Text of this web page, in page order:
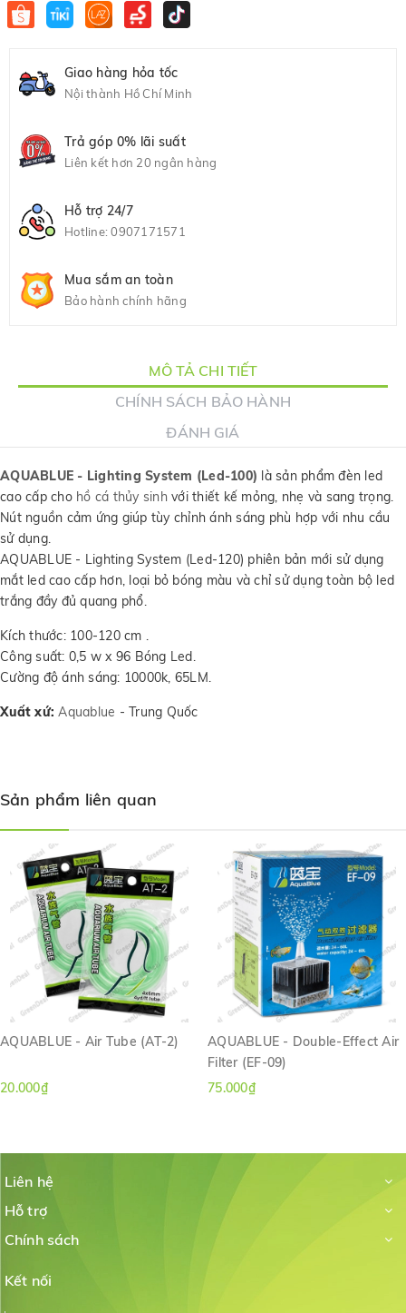
Giao hàng hỏa tốc
Nội thành Hồ Chí Minh
Trả góp 0% lãi suất
Liên kết hơn 20 ngân hàng
Hỗ trợ 24/7
Hotline:0907171571
Mua sắm an toàn
Bảo hành chính hãng
MÔ TẢ CHI TIẾT
CHÍNH SÁCH BẢO HÀNH
ĐÁNH GIÁ
AQUABLUE - Lighting System (Led-100) là sản phẩm đèn led
cao cấp cho hồ cá thủy sinhvới thiết kế mỏng, nhẹ và sang trọng.
Nút nguồn cảm ứng giúp tùy chỉnh ánh sáng phù hợp với nhu cầu
sử dụng.
AQUABLUE - Lighting System (Led-120) phiên bản mới sử dụng
mắt led cao cấp hơn, loại bỏ bóng màu và chỉ sử dụng toàn bộ led
trắng đầy đủ quang phổ.
Kích thước: 100-120 cm .
Công suất: 0,5 w x 96 Bóng Led.
Cường độ ánh sáng: 10000k, 65LM.
Xuất xứ: Aquablue - Trung Quốc
Sản phẩm liên quan
AQUABLUE - Air Tube (AT-2)
20.000₫
AQUABLUE - Double-Effect Air
Filter (EF-09)
75.000₫
Liên hệ
Hỗ trợ
Chính sách
Kết nối